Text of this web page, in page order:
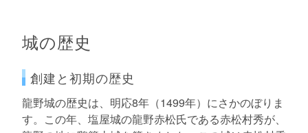
城の歴史
創建と初期の歴史
龍野城の歴史は、明応8年（1499年）にさかのぼりま
す。この年、塩屋城の龍野赤松氏である赤松村秀が、